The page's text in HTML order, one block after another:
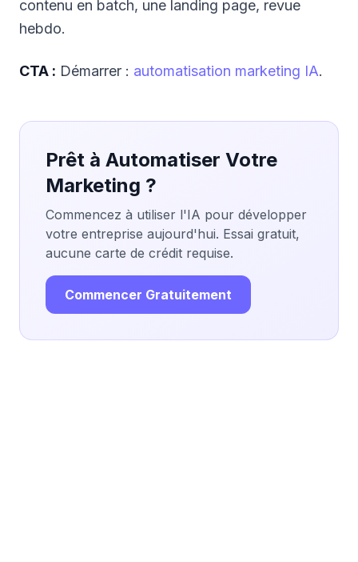
contenu en batch, une landing page, revue
hebdo.
CTA : Démarrer : automatisation marketing IA.
Prêt à Automatiser Votre
Marketing ?
Commencez à utiliser l'IA pour développer
votre entreprise aujourd'hui. Essai gratuit,
aucune carte de crédit requise.
Commencer Gratuitement